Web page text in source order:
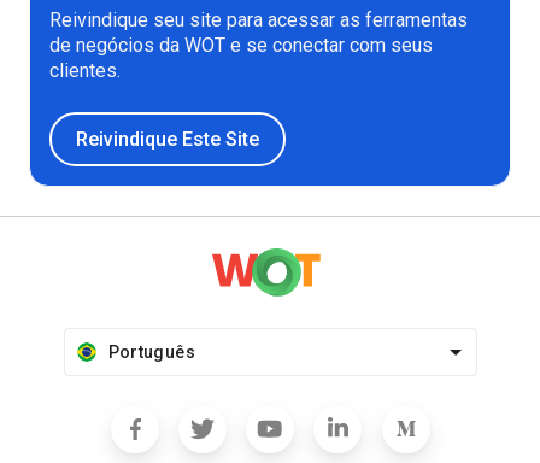
Reivindique seu site para acessar as ferramentas
de negócios da WOT e se conectar com seus
clientes.
Reivindique Este Site
Português